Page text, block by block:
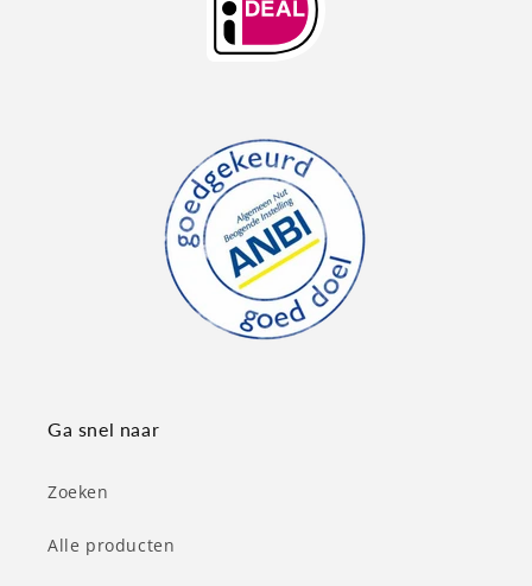
Ga snel naar
Zoeken
Alle producten